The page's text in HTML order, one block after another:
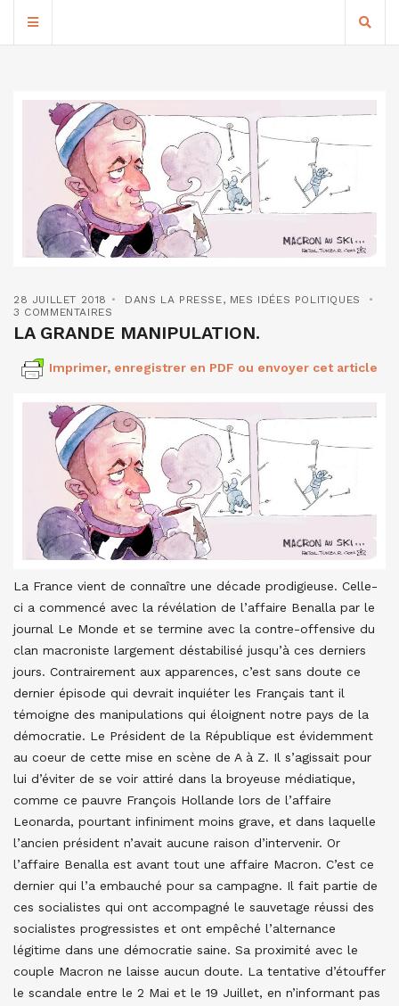
28 JUILLET 2018 DANS LA PRESSE, MES IDÉES POLITIQUES
3 COMMENTAIRES
LA GRANDE MANIPULATION.
Imprimer, enregistrer en PDF ou envoyer cet article
La France vient de connaître une décade prodigieuse. Celle-
ci a commencé avec la révélation de l’affaire Benalla par le
journal Le Monde et se termine avec la contre-offensive du
clan macroniste largement déstabilisé jusqu’à ces derniers
jours. Contrairement aux apparences, c’est sans doute ce
dernier épisode qui devrait inquiéter les Français tant il
témoigne des manipulations qui éloignent notre pays de la
démocratie. Le Président de la République est évidemment
au coeur de cette mise en scène de A à Z. Il s’agissait pour
lui d’éviter de se voir attiré dans la broyeuse médiatique,
comme ce pauvre François Hollande lors de l’affaire
Leonarda, pourtant infiniment moins grave, et dans laquelle
l’ancien président n’avait aucune raison d’intervenir. Or
l’affaire Benalla est avant tout une affaire Macron. C’est ce
dernier qui l’a embauché pour sa campagne. Il fait partie de
ces socialistes qui ont accompagné le sauvetage réussi des
socialistes progressistes et ont empêché l’alternance
légitime dans une démocratie saine. Sa proximité avec le
couple Macron ne laisse aucun doute. La tentative d’étouffer
le scandale entre le 2 Mai et le 19 Juillet, en n’informant pas